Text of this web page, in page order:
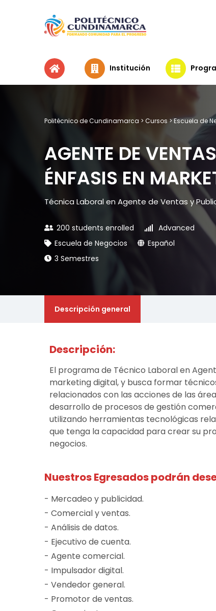
Institución
Politécnico de Cundinamarca > Cursos>Escuela de
AGENTE DE
ÉNFASIS EN
Técnica Laboral en Agente de Ventas y
200 students enrolled
Advanced
Escuela de Negocios
Español
3 Semestres
Descripción general
Descripción:
El programa de Técnico Laboral en
marketing digital, y busca formar
relacionados con las acciones de las
desarrollo de procesos de gestión
utilizando herramientas tecnológicas
que tenga la capacidad para crear su
negocios.
Nuestros Egresados podrán
- Mercadeo y publicidad.
- Comercial y ventas.
- Análisis de datos.
- Ejecutivo de cuenta.
- Agente comercial.
- Impulsador digital.
- Vendedor general.
- Promotor de ventas.